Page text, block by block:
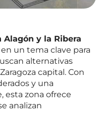
y la Ribera
un tema clave para
alternativas
capital. Con
y una
esta zona ofrece
analizan